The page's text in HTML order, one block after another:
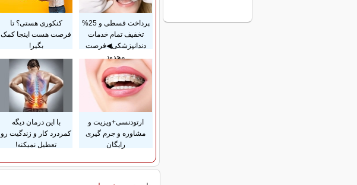
پرداخت قسطی و 25%
تخفیف تمام خدمات
دندانپزشکی◀فرصت
محدود
کنکوری هستی؟ تا
فرصت هست اینجا کمک
بگیر!
ارتودنسی+ویزیت و
مشاوره و جرم گیری
رایگان
با این درمان دیگه
کمردرد کار و زندگیت رو
تعطیل نمیکنه!